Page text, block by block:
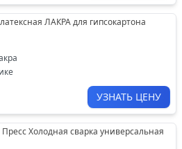
ЛАКРА для гипсокартона
УЗНАТЬ ЦЕНУ
Холодная сварка универсальная